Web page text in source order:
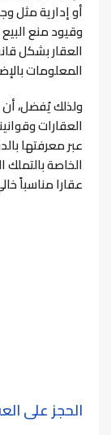
أو إدارية مثل
وقيود منع
العقار بشكل
المعلومات
ولذلك يُفضل،
العقارات
عبر معرفتها
الخاصة
عقارا مناسباً
الحجز على